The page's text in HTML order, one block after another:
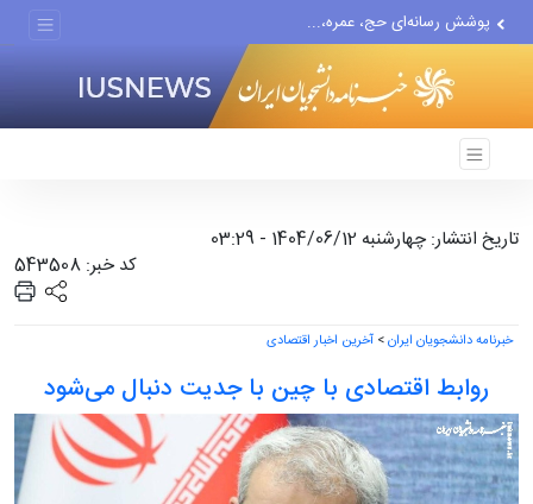
پوشش رسانه‌ای حج، عمره،...
گزارش رسانه آمریکایی از...
تاریخ انتشار: چهارشنبه 1404/06/12 - 03:29
کد خبر: 543508
خبرنامه دانشجویان ایران> آخرین اخبار اقتصادی
روابط اقتصادی با چین با جدیت دنبال می‌شود